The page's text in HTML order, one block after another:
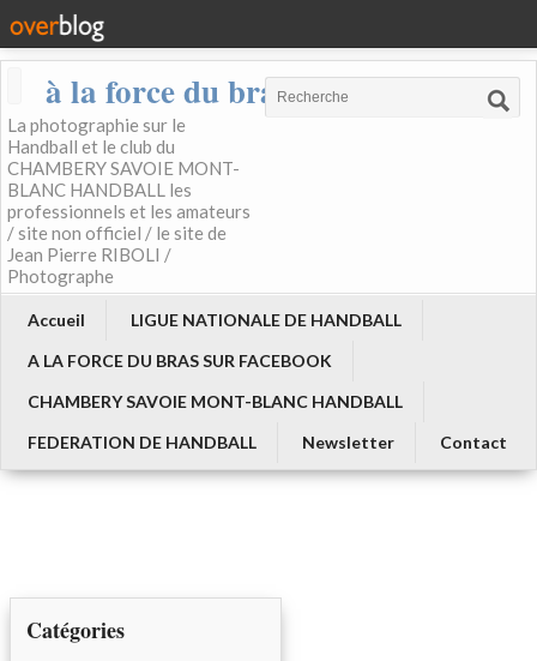
à la force du bras
La photographie sur le
Handball et le club du
CHAMBERY SAVOIE MONT-
BLANC HANDBALL les
professionnels et les amateurs
/ site non officiel / le site de
Jean Pierre RIBOLI /
Photographe
Accueil
LIGUE NATIONALE DE HANDBALL
A LA FORCE DU BRAS SUR FACEBOOK
CHAMBERY SAVOIE MONT-BLANC HANDBALL
FEDERATION DE HANDBALL
Newsletter Contact
Catégories